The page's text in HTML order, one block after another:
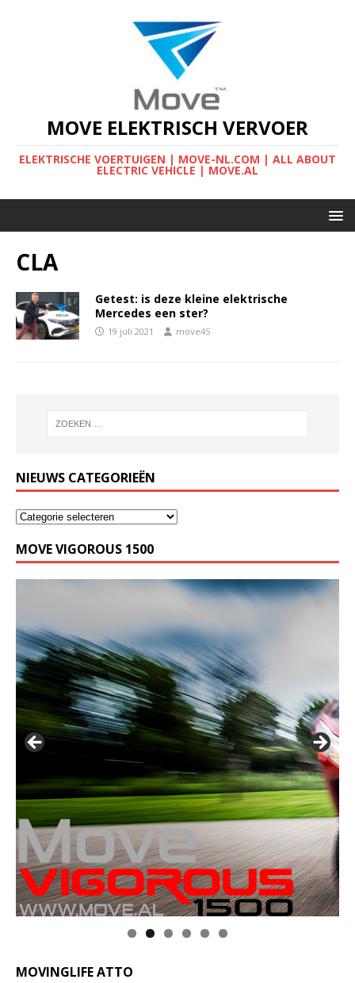
MOVE ELEKTRISCH VERVOER
ELEKTRISCHE VOERTUIGEN | MOVE-NL.COM | ALL ABOUT
ELECTRIC VEHICLE | MOVE.AL
CLA
Getest: is deze kleine elektrische
Mercedes een ster?
19 juli 2021 move45
NIEUWS CATEGORIEËN
MOVE VIGOROUS 1500
MOVINGLIFE ATTO